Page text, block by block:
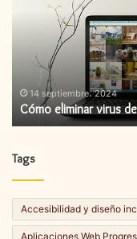
ordenador
formatear?
14 septiembre، 2024
Cómo eliminar virus
Tags
Accesibilidad y diseño
Aplicaciones Web